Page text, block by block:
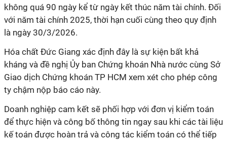
không quá 90 ngày kể từ ngày kết thúc năm tài chính. Đối
với năm tài chính 2025, thời hạn cuối cùng theo quy định
là ngày 30/3/2026.
Hóa chất Đức Giang xác định đây là sự kiện bất khả
kháng và đề nghị Ủy ban Chứng khoán Nhà nước cùng Sở
Giao dịch Chứng khoán TP HCM xem xét cho phép công
ty chậm nộp báo cáo này.
Doanh nghiệp cam kết sẽ phối hợp với đơn vị kiểm toán
để thực hiện và công bố thông tin ngay sau khi các tài liệu
kế toán được hoàn trả và công tác kiểm toán có thể tiếp